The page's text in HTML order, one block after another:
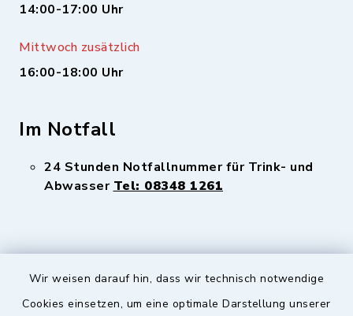
Wir weisen darauf hin, dass wir technisch notwendige
Cookies einsetzen, um eine optimale Darstellung unserer
14:00-17:00 Uhr
Mittwoch zusätzlich
16:00-18:00 Uhr
Im Notfall
24 Stunden Notfallnummer für Trink- und
Abwasser Tel: 08348 1261
Sicherer Kontakt